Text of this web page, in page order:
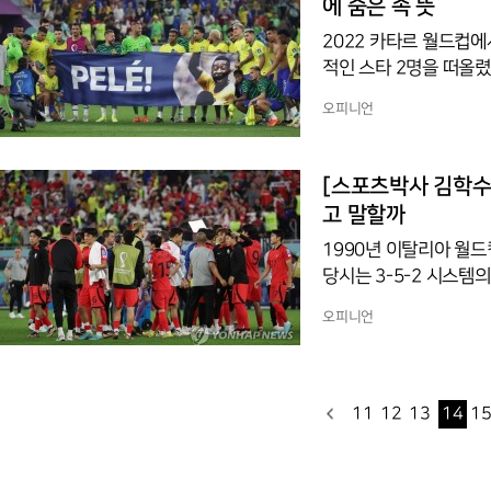
에 숨은 속 뜻
2022 카타르 월드컵에
적인 스타 2명을 떠올
0년 멕시코 월드컵에
구를 풍미했던 두 사람
f Football)’라는 별칭
오피니언
[스포츠박사 김학
고 말할까
1990년 이탈리아 월드
당시는 3-5-2 시스템의
아 월드컵 조별리그
로운 흐름인 ‘빌드업
오피니언
11 12 13 14 15